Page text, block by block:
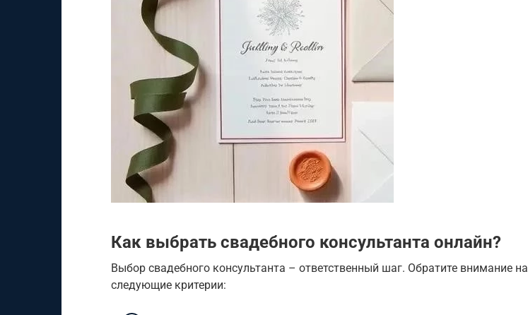
Как выбрать свадебного консультанта онлайн?
Выбор свадебного консультанта – ответственный шаг. Обратите внимание на
следующие критерии: